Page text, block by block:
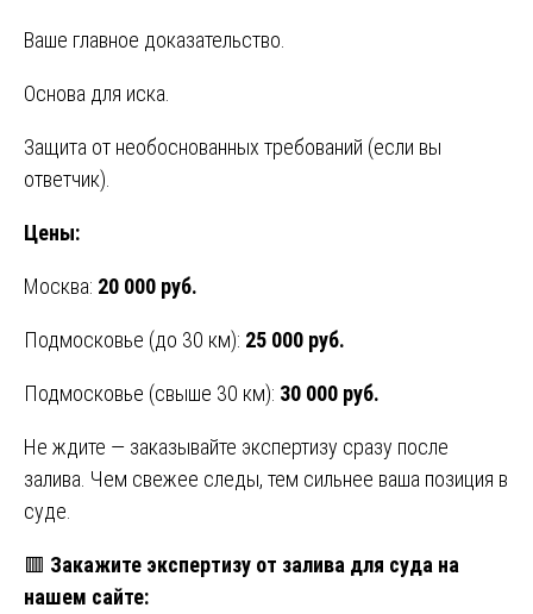
Ваше главное доказательство.
Основа для иска.
Защита от необоснованных требований (если вы
ответчик).
Цены:
Москва: 20 000 руб.
Подмосковье (до 30 км): 25 000 руб.
Подмосковье (свыше 30 км): 30 000 руб.
Не ждите — заказывайте экспертизу сразу после
залива. Чем свежее следы, тем сильнее ваша позиция в
суде.
🟥 Закажите экспертизу от залива для суда на
нашем сайте: